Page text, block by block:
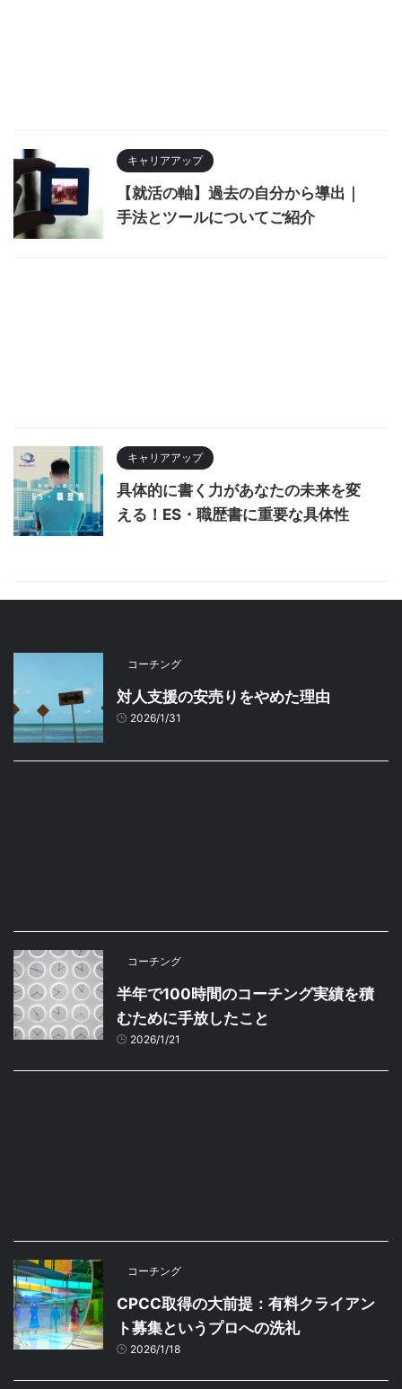
キャリアアップ
【就活の軸】過去の自分から導出｜
手法とツールについてご紹介
キャリアアップ
具体的に書く力があなたの未来を変
える！ES・職歴書に重要な具体性
コーチング
対人支援の安売りをやめた理由
2026/1/31
コーチング
半年で100時間のコーチング実績を積
むために手放したこと
2026/1/21
コーチング
CPCC取得の大前提：有料クライアン
ト募集というプロへの洗礼
2026/1/18